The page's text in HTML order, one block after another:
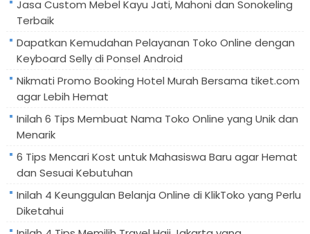
Jasa Custom Mebel Kayu Jati, Mahoni dan Sonokeling
Terbaik
Dapatkan Kemudahan Pelayanan Toko Online dengan
Keyboard Selly di Ponsel Android
Nikmati Promo Booking Hotel Murah Bersama tiket.com
agar Lebih Hemat
Inilah 6 Tips Membuat Nama Toko Online yang Unik dan
Menarik
6 Tips Mencari Kost untuk Mahasiswa Baru agar Hemat
dan Sesuai Kebutuhan
Inilah 4 Keunggulan Belanja Online di KlikToko yang Perlu
Diketahui